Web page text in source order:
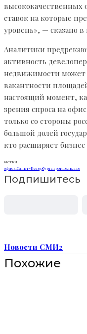
ставок на которые
уровень», — сказано
Аналитики
активность
недвижимости может
вакантности
настоящий момент,
зрения спроса на
только со стороны
большой долей
кто расширяет
Метки
офисыСанкт-Петербургстроительство
Подпишитесь
Новости СМИ2
Похожие